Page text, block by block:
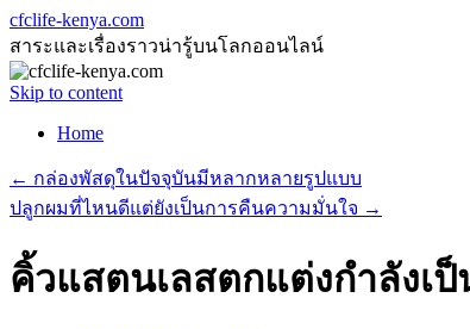
cfclife-kenya.com
สาระและเรื่องราวน่ารู้บนโลกออนไลน์
Skip to content
Home
← กล่องพัสดุในปัจจุบันมีหลากหลายรูปแบบ
ปลูกผมที่ไหนดีแต่ยังเป็นการคืนความมั่นใจ →
คิ้วแสตนเลสตกแต่งกำลังเ